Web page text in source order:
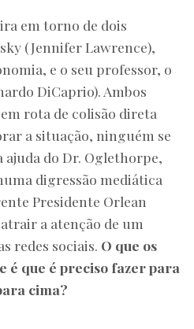
em torno de dois
(Jennifer Lawrence),
e o seu professor, o
DiCaprio). Ambos
rota de colisão direta
a situação, ninguém se
do Dr. Oglethorpe,
digressão mediática
Presidente Orlean
a atenção de um
redes sociais. O que os
é que é preciso fazer para
cima?